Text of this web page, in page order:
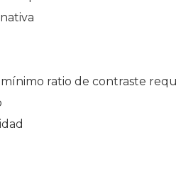
ratio de contraste